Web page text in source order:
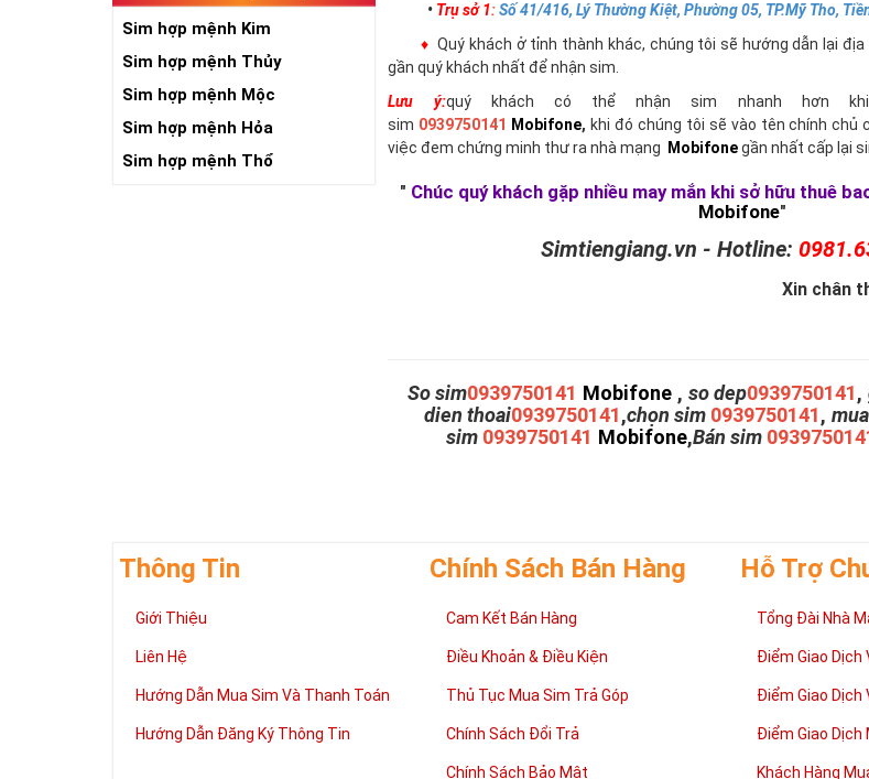
Sim hợp mệnh Kim
Sim hợp mệnh Thủy
Sim hợp mệnh Mộc
Sim hợp mệnh Hỏa
Sim hợp mệnh Thổ
• Trụ sở 1: Số 41/416, Lý Thường Kiệt, Phường 05, TP.Mỹ Tho,
♦ Quý khách ở tỉnh thành khác, chúng tôi sẽ hướng dẫn lại
gần quý khách nhất để nhận sim.
Lưu ý:quý khách có thể nhận sim nhanh hơn
sim 0939750141 Mobifone, khi đó chúng tôi sẽ vào tên chính chủ
việc đem chứng minh thư ra nhà mạng
Mobifonegần nhất cấp lại
" Chúc quý khách gặp nhiều may mắn khi sở hữu thuê
Mobifone"
Simtiengiang.vn - Hotline:
Xin chân
So sim0939750141 Mobifone , so dep0939750141,
dien thoai0939750141,chọn sim 0939750141,
sim 0939750141 Mobifone,Bán sim
Thông Tin
Giới Thiệu
Liên Hệ
Hướng Dẫn Mua Sim Và Thanh Toán
Hướng Dẫn Đăng Ký Thông Tin
Chính Sách Bán Hàng
Cam Kết Bán Hàng
Điều Khoản & Điều Kiện
Thủ Tục Mua Sim Trả Góp
Chính Sách Đổi Trả
Chính Sách Bảo Mật
Hỗ Trợ
Tổng Đài Nhà
Điểm Giao Dịch
Điểm Giao Dịch
Điểm Giao Dịch
Khách Hàng